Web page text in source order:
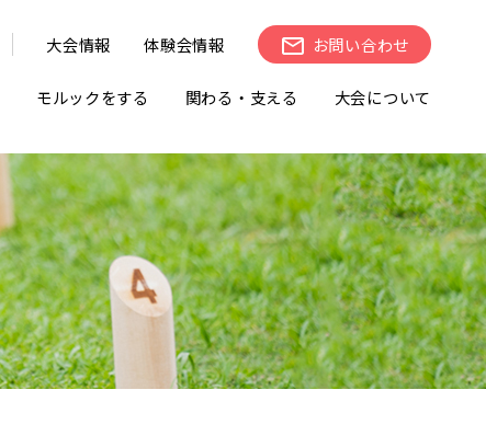
大会情報 体験会情報 お問い合わせ
モルックをする 関わる・支える 大会について